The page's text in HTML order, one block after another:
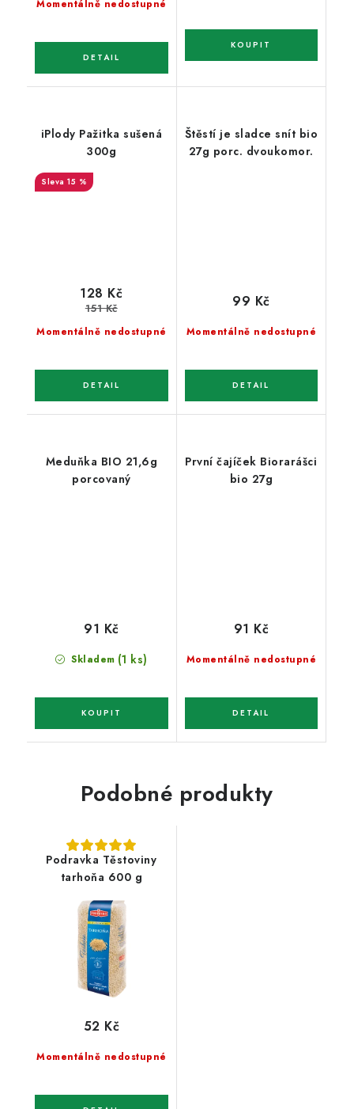
Momentálně nedostupné
iPlody Pažitka sušená
300g
15 %
Momentálně nedostupné
128 Kč
151 Kč
Štěstí je sladce snít bio
27g porc. dvoukomor.
Momentálně nedostupné
99 Kč
Meduňka BIO 21,6g
porcovaný
Skladem (1 ks)
91 Kč
První čajíček Biorarášci
bio 27g
Momentálně nedostupné
91 Kč
Podobné produkty
Podravka Těstoviny
tarhoňa 600 g
Momentálně nedostupné
52 Kč